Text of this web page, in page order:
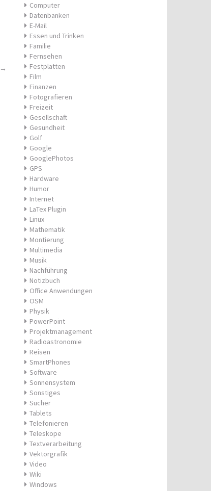
→
Computer
Datenbanken
E-Mail
Essen und Trinken
Familie
Fernsehen
Festplatten
Film
Finanzen
Fotografieren
Freizeit
Gesellschaft
Gesundheit
Golf
Google
GooglePhotos
GPS
Hardware
Humor
Internet
LaTex Plugin
Linux
Mathematik
Montierung
Multimedia
Musik
Nachführung
Notizbuch
Office Anwendungen
OSM
Physik
PowerPoint
Projektmanagement
Radioastronomie
Reisen
SmartPhones
Software
Sonnensystem
Sonstiges
Sucher
Tablets
Telefonieren
Teleskope
Textverarbeitung
Vektorgrafik
Video
Wiki
Windows